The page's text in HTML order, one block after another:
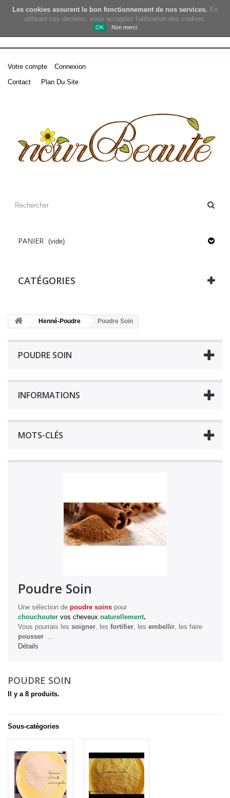
Les cookies assurent le bon fonctionnement de nos services. En
utilisant ces derniers, vous acceptez l'utilisation des cookies.
OK Non merci
Votre compte
Connexion
Contact
Plan Du Site
PANIER (vide)
CATÉGORIES
Henné-Poudre Poudre Soin
POUDRE SOIN
INFORMATIONS
MOTS-CLÉS
Poudre Soin
Une sélection de poudre soins pour
chouchouter vos cheveux naturellement.
Vous pourrais les soigner , les fortifier , les embellir , les faire
pousser
Détails
POUDRE SOIN
Il y a 8 produits.
Sous-catégories